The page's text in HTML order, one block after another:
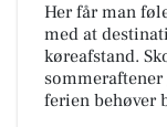
Her får man
med at
køreafstand.
ferien behøver